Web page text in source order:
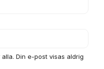
Din e-post visas aldrig